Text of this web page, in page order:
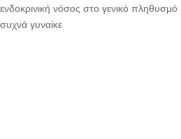
ενδοκρινική νόσος στο γενικό
συχνά γυναίκε